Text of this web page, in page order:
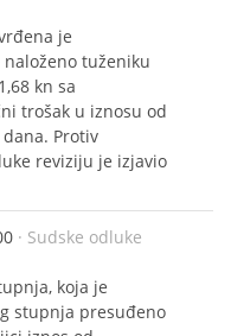
je
tuženiku
kn sa
trošak u iznosu od
Protiv
reviziju je izjavio
· Sudske odluke
koja je
stupnja presuđeno